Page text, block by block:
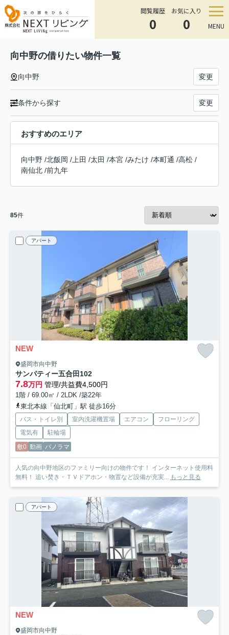
閲覧履歴
0
お気に入り
0 MENU
向中野の借りたい物件一覧
向中野 変更
条件から探す 変更
おすすめのエリア
向中野 /北飯岡 / 上田 /太田 /本宮 /みたけ /本町通 /高松 /
南仙北 /前九年
85件
アパート
NEW
盛岡市向中野
サンパティー五合田 102
7.8万円 管理/共益費4,500円
1階 / 69.00㎡ / 2LDK /築22年
東北本線「仙北町」駅 徒歩16分
バス・トイレ別 室内洗濯機置場 エアコン
フローリング
電気有
駐輪場
敷0 動画 パノラマ
人気の向中野地区のファミリー向けの物件です！ インターネット使用料
無料！ 追い焚き・ＴＶドアホン・物置など設備が充実... もっと見る
アパート
NEW
盛岡市向中野